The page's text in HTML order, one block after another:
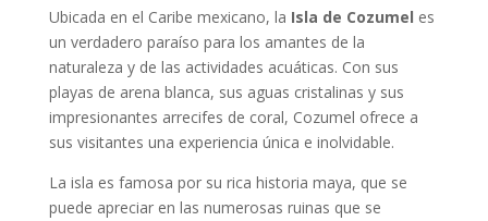
Ubicada en el Caribe mexicano, la Isla de Cozumel es
un verdadero paraíso para los amantes de la
naturaleza y de las actividades acuáticas. Con sus
playas de arena blanca, sus aguas cristalinas y sus
impresionantes arrecifes de coral, Cozumel ofrece a
sus visitantes una experiencia única e inolvidable.
La isla es famosa por su rica historia maya, que se
puede apreciar en las numerosas ruinas que se